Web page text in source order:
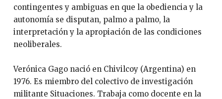
contingentes y ambiguas en que la obediencia y la
autonomía se disputan, palmo a palmo, la
interpretación y la apropiación de las condiciones
neoliberales.
Verónica Gago nació en Chivilcoy (Argentina) en
1976. Es miembro del colectivo de investigación
militante Situaciones. Trabaja como docente en la